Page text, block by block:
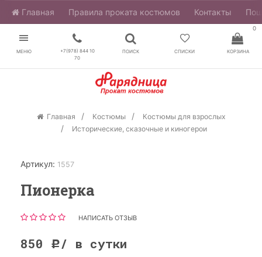
Главная ​Правила проката костюмов Контакты
МЕНЮ
+7(978) 844 10
70
ПОИСК СПИСКИ
0
КОРЗИНА
Главная Костюмы
Костюмы для взрослых
Исторические, сказочные и киногерои
Артикул: 1557
Пионерка
НАПИСАТЬ ОТЗЫВ
850 Р / в сутки